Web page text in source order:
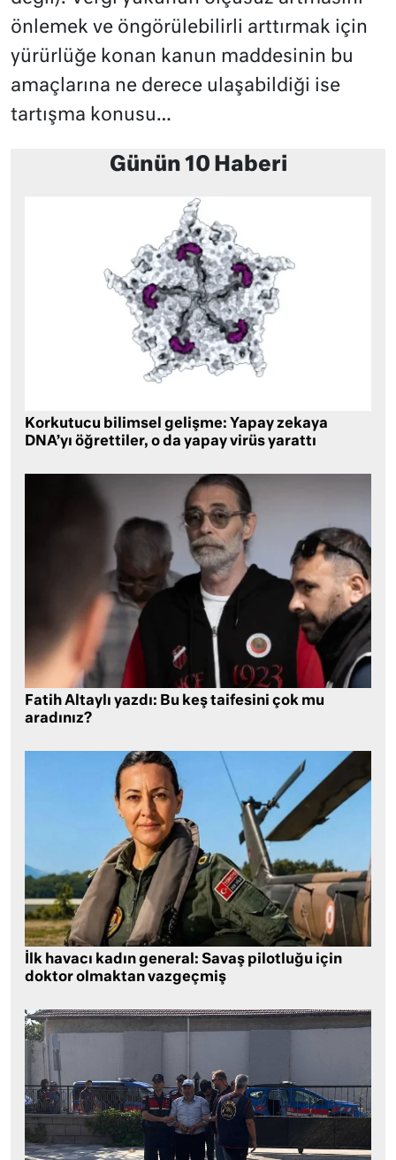
önlemek ve öngörülebilirli arttırmak için
yürürlüğe konan kanun maddesinin bu
amaçlarına ne derece ulaşabildiği ise
tartışma konusu…
Günün 10 Haberi
Korkutucu bilimsel gelişme: Yapay zekaya
DNA’yı öğrettiler, o da yapay virüs yarattı
Fatih Altaylı yazdı: Bu keş taifesini çok mu
aradınız?
İlk havacı kadın general: Savaş pilotluğu için
doktor olmaktan vazgeçmiş